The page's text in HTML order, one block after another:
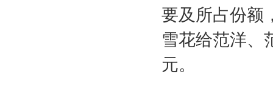
要及所占份额
雪花给范洋、
元。